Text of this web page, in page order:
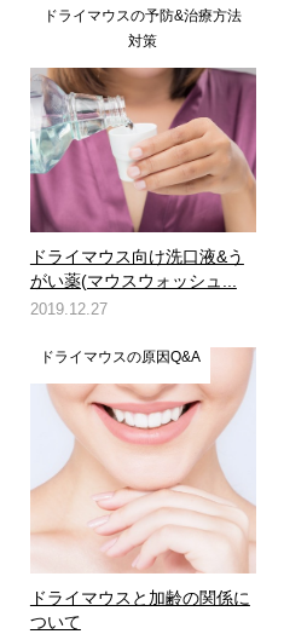
ドライマウスの予防&治療方法
対策
ドライマウス向け洗口液&う
がい薬(マウスウォッシュ...
2019.12.27
ドライマウスの原因Q&A
ドライマウスと加齢の関係に
ついて